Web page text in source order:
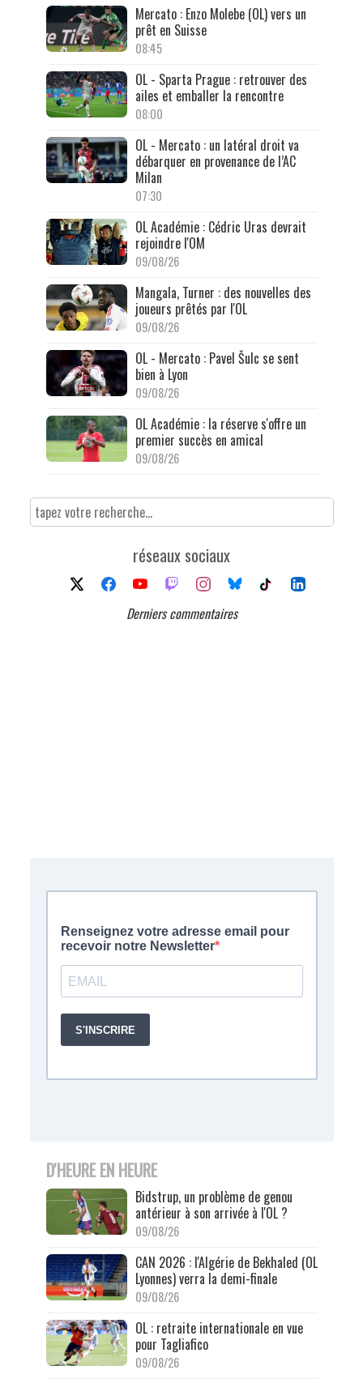
Mercato : Enzo Molebe (OL) vers un
prêt en Suisse
08:45
OL - Sparta Prague : retrouver des
ailes et emballer la rencontre
08:00
OL - Mercato : un latéral droit va
débarquer en provenance de l’AC
Milan
07:30
OL Académie : Cédric Uras devrait
rejoindre l'OM
09/08/26
Mangala, Turner : des nouvelles des
joueurs prêtés par l'OL
09/08/26
OL - Mercato : Pavel Šulc se sent
bien à Lyon
09/08/26
OL Académie : la réserve s'offre un
premier succès en amical
09/08/26
réseaux sociaux
Derniers commentaires
D'HEURE EN HEURE
Bidstrup, un problème de genou
antérieur à son arrivée à l'OL ?
09/08/26
CAN 2026 : l'Algérie de Bekhaled (OL
Lyonnes) verra la demi-finale
09/08/26
OL : retraite internationale en vue
pour Tagliafico
09/08/26